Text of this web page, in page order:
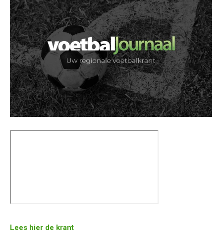
Lees hier de krant